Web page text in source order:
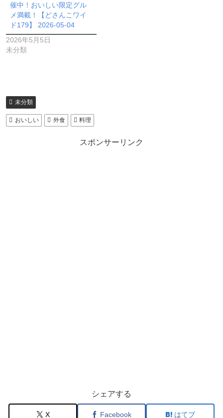
催中！おいしい限定グル
メ満載！【どさんこワイ
ド179】 2026-05-04
2026年5月5日
未分類
未分類
おいしい 外食 料理
スポンサーリンク
シェアする
X Facebook はてブ